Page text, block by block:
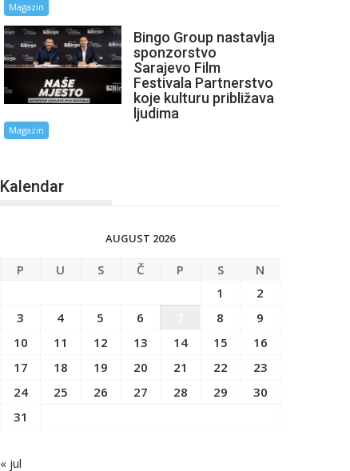
Magazin
Bingo Group nastavlja
sponzorstvo
Sarajevo Film
Festivala Partnerstvo
koje kulturu približava
ljudima
Magazin
Kalendar
AUGUST 2026
P U S Č P S
N
1
2
3
4 5 6 8
9
10
11 12 13 14 15
16
17
18 19 20 21 22
23
24
25 26 27 28 29
30
31
« jul